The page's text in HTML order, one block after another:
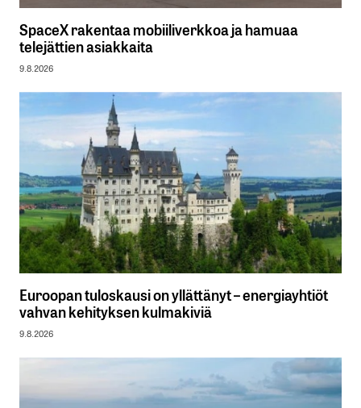
SpaceX rakentaa mobiiliverkkoa ja hamuaa
telejättien asiakkaita
9.8.2026
Euroopan tuloskausi on yllättänyt – energiayhtiöt
vahvan kehityksen kulmakiviä
9.8.2026